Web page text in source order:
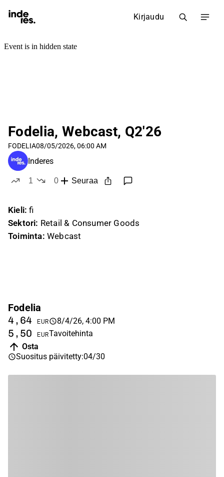
Kirjaudu
Fodelia, Webcast, Q2'26
FODELIA08/05/2026, 06:00 AM
Inderes
1
0
Seuraa
Kieli: fi
Sektori: Retail & Consumer Goods
Toiminta: Webcast
Fodelia
4,64 EUR 8/4/26, 4:00 PM
5,50 EURTavoitehinta
Osta
Suositus päivitetty:04/30